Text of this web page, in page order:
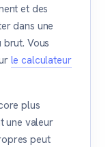
et des
dans une
Vous
le calculateur
plus
une valeur
peut